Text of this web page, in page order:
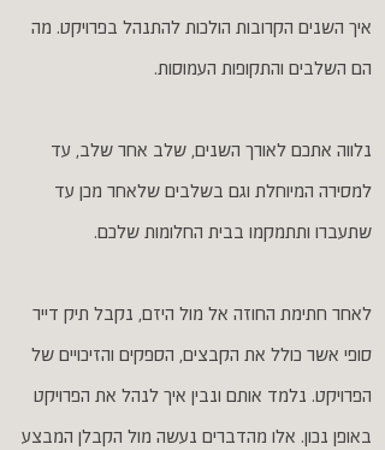
איך השנים הקרובות הולכות להתנהל בפרויקט. מה
הם השלבים והתקופות העמוסות.
נלווה אתכם לאורך השנים, שלב אחר שלב, עד
למסירה המיוחלת וגם בשלבים שלאחר מכן עד
שתעברו ותתמקמו בבית החלומות שלכם.
לאחר חתימת החוזה אל מול היזם, נקבל תיק דייר
סופי אשר כולל את הקבצים, הספקים והזיכויים של
הפרויקט. נלמד אותם ונבין איך לנהל את הפרויקט
באופן נכון. אלו מהדברים נעשה מול הקבלן המבצע